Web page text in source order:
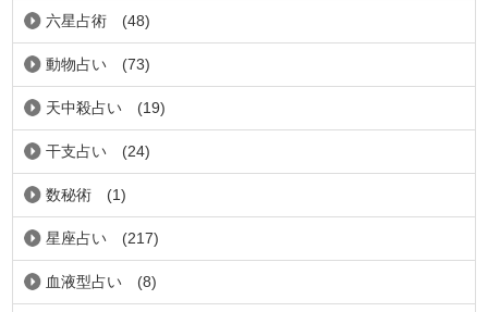
六星占術 (48)
動物占い (73)
天中殺占い (19)
干支占い (24)
数秘術 (1)
星座占い (217)
血液型占い (8)